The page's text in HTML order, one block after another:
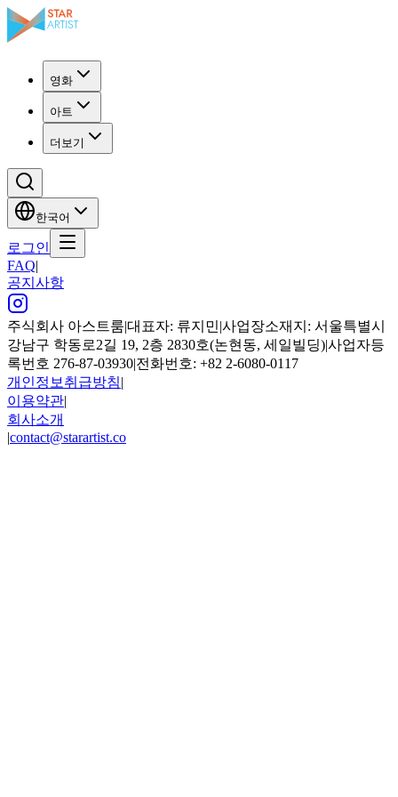
영화
아트
더보기
한국어
로그인
FAQ|
공지사항
주식회사 아스트룸|대표자: 류지민|사업장소재지: 서울특별시
강남구 학동로2길 19, 2층 2830호(논현동, 세일빌딩)|사업자등
록번호 276-87-03930|전화번호: +82 2-6080-0117
개인정보취급방침|
이용약관|
회사소개
|contact@starartist.co